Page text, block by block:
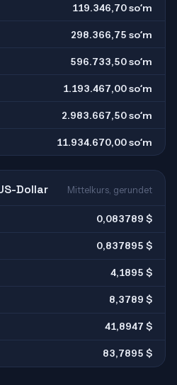
119.346,70 soʻm
298.366,75 soʻm
596.733,50 soʻm
1.193.467,00 soʻm
2.983.667,50 soʻm
11.934.670,00 soʻm
Dollar Mittelkurs, gerundet
0,083789 $
0,837895 $
4,1895 $
8,3789 $
41,8947 $
83,7895 $